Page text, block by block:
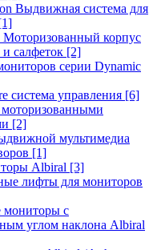
Выдвижная система для
Моторизованный корпус
салфеток [2]
серии Dynamic
система управления [6]
[2]
мультимедиа
[1]
Albiral [3]
лифты для мониторов
с
углом наклона Albiral